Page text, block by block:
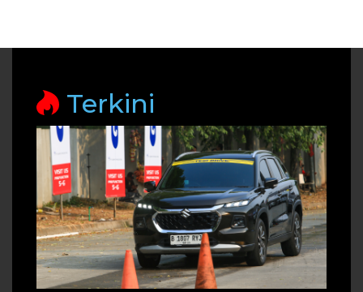
Terkini